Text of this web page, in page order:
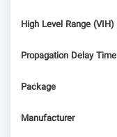
High Level Range (VIH)
Propagation Delay Time
Package
Manufacturer